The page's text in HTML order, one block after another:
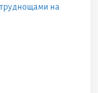
труднощами на